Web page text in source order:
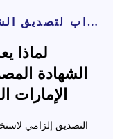
تطبيق واتس اب لتصديق الشهادات في مصر
لماذا
الشهادة
الإمارات
التصديق إلزامي